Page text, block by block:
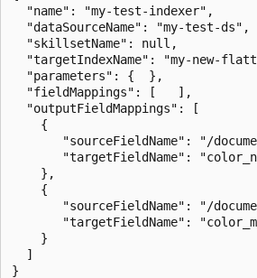
  "name": "my-test-indexer",
  "dataSourceName": "my-test-ds",
  "skillsetName": null,
"targetIndexName": "my-new-
  "parameters": {  },
  "fieldMappings": [   ],
  "outputFieldMappings": [
    {
"sourceFieldName": "/
"targetFieldName":
    },
    {
"sourceFieldName": "/
"targetFieldName":
    }
  ]